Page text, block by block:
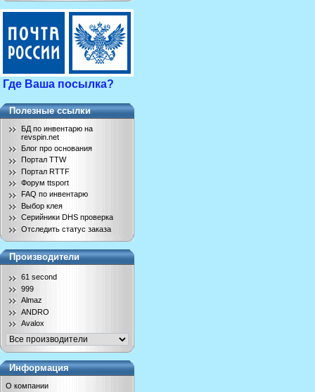
Где Ваша посылка?
Полезные ссылки
БД по инвентарю на
revspin.net
Блог про основания
Портал TTW
Портал RTTF
Форум ttsport
FAQ по инвентарю
Выбор клея
Серийники DHS проверка
Отследить статус заказа
Производители
61 second
999
Almaz
ANDRO
Avalox
Информация
О компании